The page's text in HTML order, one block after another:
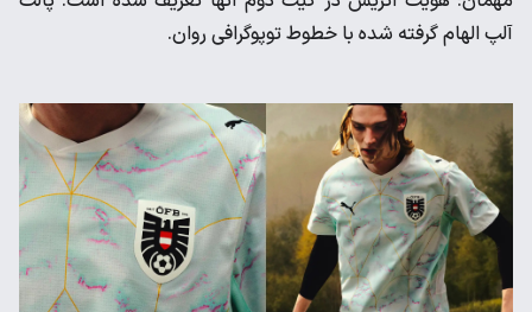
آلپ الهام گرفته شده با خطوط توپوگرافی روان.